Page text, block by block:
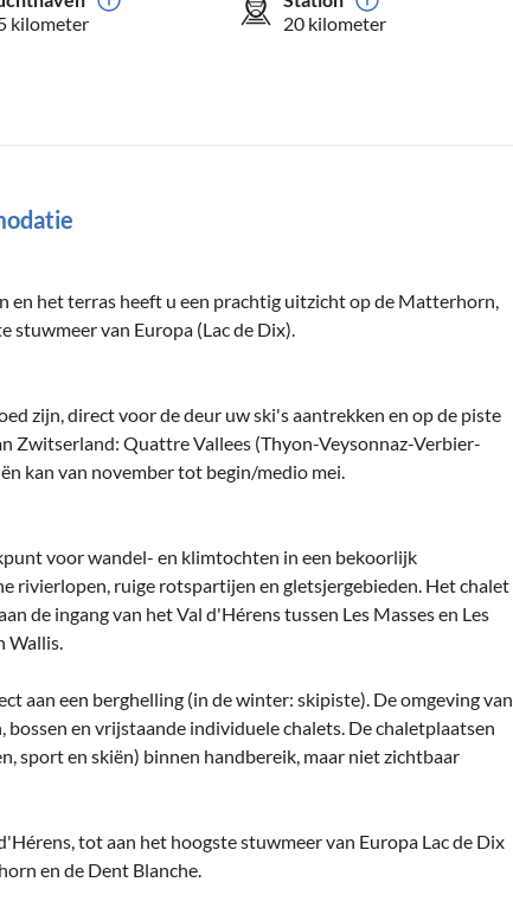
kilometer
20 kilometer
en het terras heeft u een prachtig uitzicht op de Matterhorn,
stuwmeer van Europa (Lac de Dix).
zijn, direct voor de deur uw ski's aantrekken en op de piste
Zwitserland: Quattre Vallees (Thyon-Veysonnaz-Verbier-
kan van november tot begin/medio mei.
voor wandel- en klimtochten in een bekoorlijk
rivierlopen, ruige rotspartijen en gletsjergebieden. Het chalet
de ingang van het Val d'Hérens tussen Les Masses en Les
Wallis.
aan een berghelling (in de winter: skipiste). De omgeving van
en vrijstaande individuele chalets. De chaletplaatsen
sport en skiën) binnen handbereik, maar niet zichtbaar
tot aan het hoogste stuwmeer van Europa Lac de Dix
en de Dent Blanche.